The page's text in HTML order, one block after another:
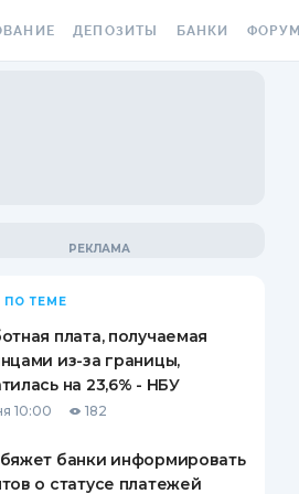
ВИНЬЕТКА
СОТРУДНИКОВ
ОТ
СЛУЧАЕВ
ДЕПОЗИТЫ
ВОПРОСЫ И ОТВЕТЫ
ПУТЕВОДИТЕЛИ ПО
СБЕРЕЖЕНИЯМ
БАНКИ ФОРУМ
ПО ТЕМЕ
плата, получаемая
из-за границы,
на 23,6% - НБУ
10:00 182
банки информировать
о статусе платежей